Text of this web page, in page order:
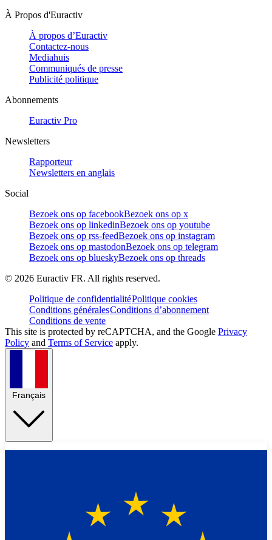
À Propos d'Euractiv
À propos d’Euractiv
Contactez-nous
Mediahuis
Communiqués de presse
Publicité politique
Abonnements
Euractiv Pro
Newsletters
Rapporteur
Newsletters en anglais
Social
Bezoek ons op facebookBezoek ons op x
Bezoek ons op linkedinBezoek ons op youtube
Bezoek ons op rss-feedBezoek ons op instagram
Bezoek ons op mastodonBezoek ons op telegram
Bezoek ons op blueskyBezoek ons op threads
© 2026 Euractiv FR. All rights reserved.
Politique de confidentialitéPolitique cookies
Conditions généralesConditions d’abonnement
Conditions de vente
This site is protected by reCAPTCHA, and the Google Privacy
Policy and Terms of Service apply.
Français